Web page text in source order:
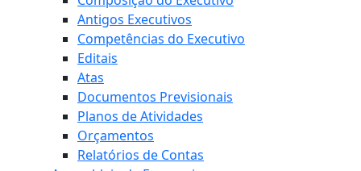
Antigos Executivos
Competências do Executivo
Editais
Atas
Documentos Previsionais
Planos de Atividades
Orçamentos
Relatórios de Contas